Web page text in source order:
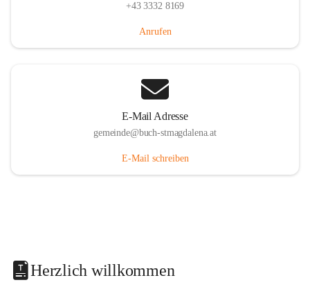
+43 3332 8169
Anrufen
E-Mail Adresse
gemeinde@buch-stmagdalena.at
E-Mail schreiben
Herzlich willkommen